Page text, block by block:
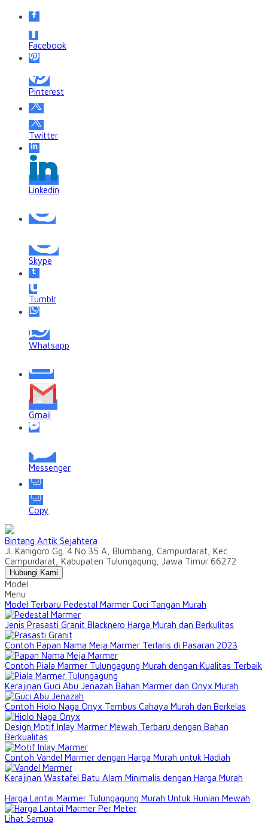
Facebook
Pinterest
Twitter
Linkedin
Skype
Tumblr
Whatsapp
Gmail
Messenger
Copy
Bintang Antik Sejahtera
Jl. Kanigoro Gg. 4 No.35 A, Blumbang, Campurdarat, Kec.
Campurdarat, Kabupaten Tulungagung, Jawa Timur 66272
Hubungi Kami
Model
Menu
Model Terbaru Pedestal Marmer Cuci Tangan Murah
Jenis Prasasti Granit Blacknero Harga Murah dan Berkulitas
Contoh Papan Nama Meja Marmer Terlaris di Pasaran 2023
Contoh Piala Marmer Tulungagung Murah dengan Kualitas Terbaik
Kerajinan Guci Abu Jenazah Bahan Marmer dan Onyx Murah
Contoh Hiolo Naga Onyx Tembus Cahaya Murah dan Berkelas
Design Motif Inlay Marmer Mewah Terbaru dengan Bahan
Berkualitas
Contoh Vandel Marmer dengan Harga Murah untuk Hadiah
Kerajinan Wastafel Batu Alam Minimalis dengan Harga Murah
Harga Lantai Marmer Tulungagung Murah Untuk Hunian Mewah
Lihat Semua